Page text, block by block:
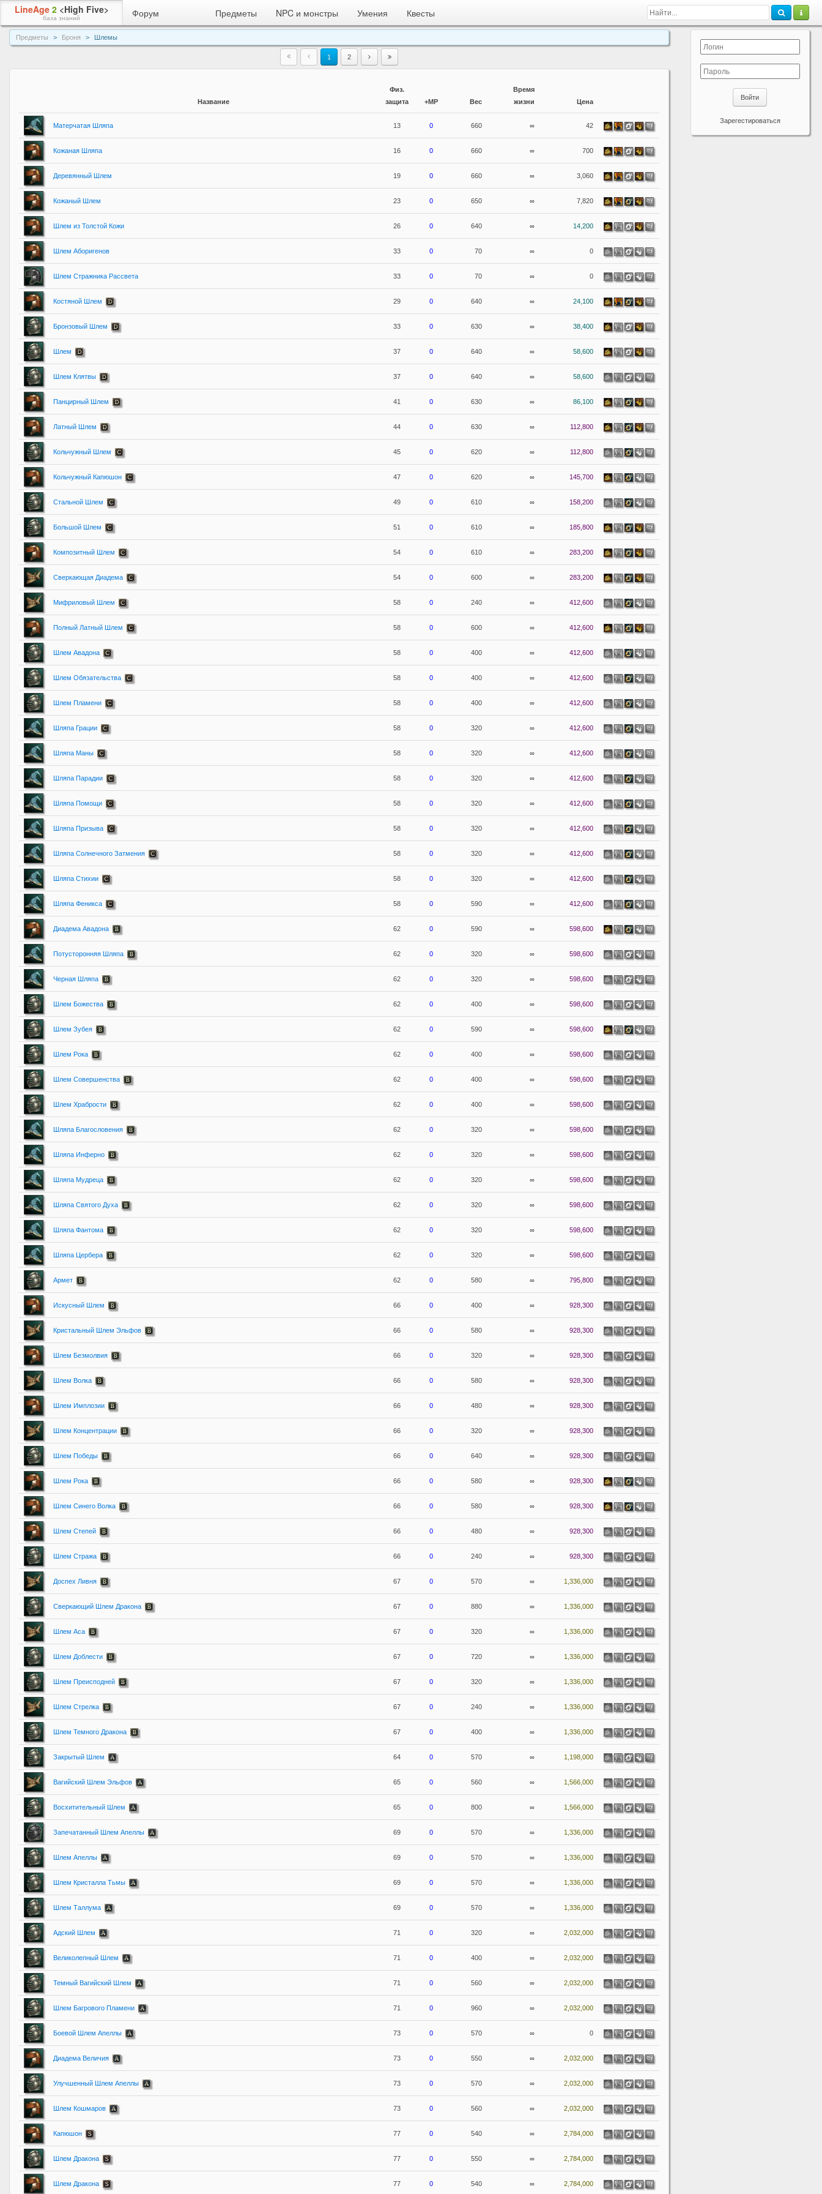
LineAge 2 <High Five>
база знаний Форум Предметы NPC и монстры Умения Квесты
Предметы Броня Шлемы
1 2
Название
Физ.
защита
+MP Вес
Время
жизни
Цена
Матерчатая Шляпа 13 0 660 ∞ 42
Кожаная Шляпа 16 0 660 ∞ 700
Деревянный Шлем 19 0 660 ∞ 3,060
Кожаный Шлем 23 0 650 ∞ 7,820
Шлем из Толстой Кожи 26 0 640 ∞ 14,200
Шлем Аборигенов 33 0 70 ∞ 0
Шлем Стражника Рассвета 33 0 70 ∞ 0
Костяной Шлем 29 0 640 ∞ 24,100
Бронзовый Шлем 33 0 630 ∞ 38,400
Шлем 37 0 640 ∞ 58,600
Шлем Клятвы 37 0 640 ∞ 58,600
Панцирный Шлем 41 0 630 ∞ 86,100
Латный Шлем 44 0 630 ∞ 112,800
Кольчужный Шлем 45 0 620 ∞ 112,800
Кольчужный Капюшон 47 0 620 ∞ 145,700
Стальной Шлем 49 0 610 ∞ 158,200
Большой Шлем 51 0 610 ∞ 185,800
Композитный Шлем 54 0 610 ∞ 283,200
Сверкающая Диадема 54 0 600 ∞ 283,200
Мифриловый Шлем 58 0 240 ∞ 412,600
Полный Латный Шлем 58 0 600 ∞ 412,600
Шлем Авадона 58 0 400 ∞ 412,600
Шлем Обязательства 58 0 400 ∞ 412,600
Шлем Пламени 58 0 400 ∞ 412,600
Шляпа Грации 58 0 320 ∞ 412,600
Шляпа Маны 58 0 320 ∞ 412,600
Шляпа Парадии 58 0 320 ∞ 412,600
Шляпа Помощи 58 0 320 ∞ 412,600
Шляпа Призыва 58 0 320 ∞ 412,600
Шляпа Солнечного Затмения 58 0 320 ∞ 412,600
Шляпа Стихии 58 0 320 ∞ 412,600
Шляпа Феникса 58 0 590 ∞ 412,600
Диадема Авадона 62 0 590 ∞ 598,600
Потусторонняя Шляпа 62 0 320 ∞ 598,600
Черная Шляпа 62 0 320 ∞ 598,600
Шлем Божества 62 0 400 ∞ 598,600
Шлем Зубея 62 0 590 ∞ 598,600
Шлем Рока 62 0 400 ∞ 598,600
Шлем Совершенства 62 0 400 ∞ 598,600
Шлем Храбрости 62 0 400 ∞ 598,600
Шляпа Благословения 62 0 320 ∞ 598,600
Шляпа Инферно 62 0 320 ∞ 598,600
Шляпа Мудреца 62 0 320 ∞ 598,600
Шляпа Святого Духа 62 0 320 ∞ 598,600
Шляпа Фантома 62 0 320 ∞ 598,600
Шляпа Цербера 62 0 320 ∞ 598,600
Армет 62 0 580 ∞ 795,800
Искусный Шлем 66 0 400 ∞ 928,300
Кристальный Шлем Эльфов 66 0 580 ∞ 928,300
Шлем Безмолвия 66 0 320 ∞ 928,300
Шлем Волка 66 0 580 ∞ 928,300
Шлем Имплозии 66 0 480 ∞ 928,300
Шлем Концентрации 66 0 320 ∞ 928,300
Шлем Победы 66 0 640 ∞ 928,300
Шлем Рока 66 0 580 ∞ 928,300
Шлем Синего Волка 66 0 580 ∞ 928,300
Шлем Степей 66 0 480 ∞ 928,300
Шлем Стража 66 0 240 ∞ 928,300
Доспех Ливня 67 0 570 ∞ 1,336,000
Сверкающий Шлем Дракона 67 0 880 ∞ 1,336,000
Шлем Аса 67 0 320 ∞ 1,336,000
Шлем Доблести 67 0 720 ∞ 1,336,000
Шлем Преисподней 67 0 320 ∞ 1,336,000
Шлем Стрелка 67 0 240 ∞ 1,336,000
Шлем Темного Дракона 67 0 400 ∞ 1,336,000
Закрытый Шлем 64 0 570 ∞ 1,198,000
Вагийский Шлем Эльфов 65 0 560 ∞ 1,566,000
Восхитительный Шлем 65 0 800 ∞ 1,566,000
Запечатанный Шлем Апеллы 69 0 570 ∞ 1,336,000
Шлем Апеллы 69 0 570 ∞ 1,336,000
Шлем Кристалла Тьмы 69 0 570 ∞ 1,336,000
Шлем Таллума 69 0 570 ∞ 1,336,000
Адский Шлем 71 0 320 ∞ 2,032,000
Великолепный Шлем 71 0 400 ∞ 2,032,000
Темный Вагийский Шлем 71 0 560 ∞ 2,032,000
Шлем Багрового Пламени 71 0 960 ∞ 2,032,000
Боевой Шлем Апеллы 73 0 570 ∞ 0
Диадема Величия 73 0 550 ∞ 2,032,000
Улучшенный Шлем Апеллы 73 0 570 ∞ 2,032,000
Шлем Кошмаров 73 0 560 ∞ 2,032,000
Капюшон 77 0 540 ∞ 2,784,000
Шлем Дракона 77 0 550 ∞ 2,784,000
Шлем Дракона 77 0 540 ∞ 2,784,000
Войти
Зарегестироваться